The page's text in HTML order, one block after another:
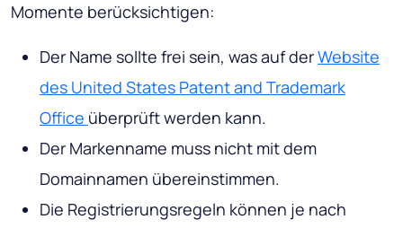
Momente berücksichtigen:
Der Name sollte frei sein, was auf derWebsite
des United States Patent and Trademark
Office überprüft werden kann.
Der Markenname muss nicht mit dem
Domainnamen übereinstimmen.
Die Registrierungsregeln können je nach